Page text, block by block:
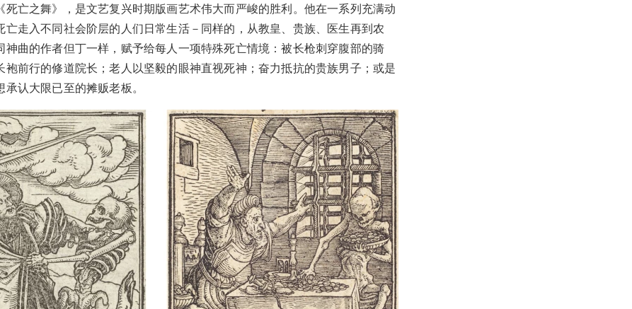
死亡之舞》，是文艺复兴时期版画艺术伟大而严峻的胜利。他在一系列充满动
亡走入不同社会阶层的人们日常生活－同样的，从教皇、贵族、医生再到农
神曲的作者但丁一样，赋予给每人一项特殊死亡情境：被长枪刺穿腹部的骑
袍前行的修道院长；老人以坚毅的眼神直视死神；奋力抵抗的贵族男子；或是
认大限已至的摊贩老板。